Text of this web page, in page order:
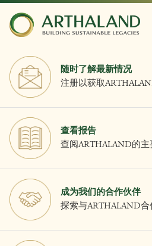
随时了解最新情况
注册以获取
查看报告
查阅ARTHALAND的主
成为我们的合作伙伴
探索与ARTHALAND合